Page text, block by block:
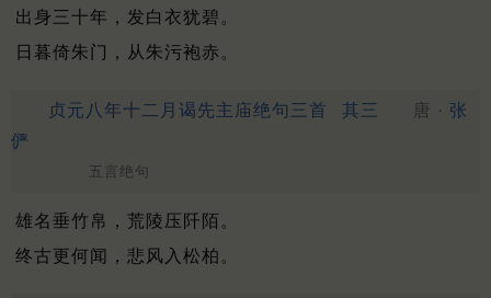
出身三十年，发白衣犹碧。
日暮倚朱门，从朱污袍赤。
贞元八年十二月谒先主庙绝句三首 其三 唐 · 张
俨
五言绝句
雄名垂竹帛，荒陵压阡陌。
终古更何闻，悲风入松柏。